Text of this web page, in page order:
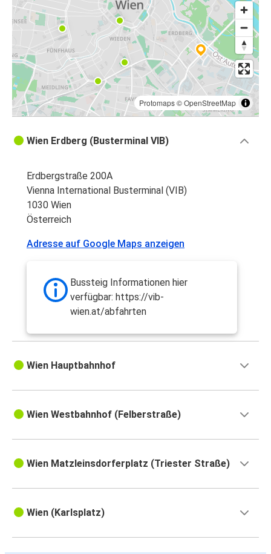
Protomaps©OpenStreetMap
Wien Erdberg (Busterminal VIB)
Erdbergstraße 200A
Vienna International Busterminal (VIB)
1030 Wien
Österreich
Adresse auf Google Maps anzeigen
Bussteig Informationen hier
verfügbar: https://vib-
wien.at/abfahrten
Wien Hauptbahnhof
Wien Westbahnhof (Felberstraße)
Wien Matzleinsdorferplatz (Triester Straße)
Wien (Karlsplatz)